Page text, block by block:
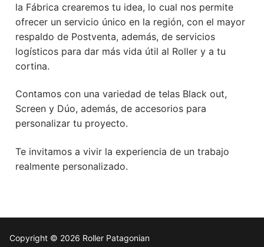
la Fábrica crearemos tu idea, lo cual nos permite
ofrecer un servicio único en la región, con el mayor
respaldo de Postventa, además, de servicios
logísticos para dar más vida útil al Roller y a tu
cortina.
Contamos con una variedad de telas Black out,
Screen y Dúo, además, de accesorios para
personalizar tu proyecto.
Te invitamos a vivir la experiencia de un trabajo
realmente personalizado.
Copyright © 2026 Roller Patagonian